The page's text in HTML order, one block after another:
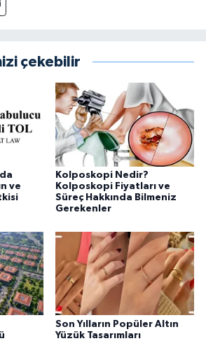
çekebilir
ve
Kolposkopi Nedir?
Kolposkopi Fiyatları ve
Süreç Hakkında Bilmeniz
Gerekenler
Son Yılların Popüler Altın
Yüzük Tasarımları